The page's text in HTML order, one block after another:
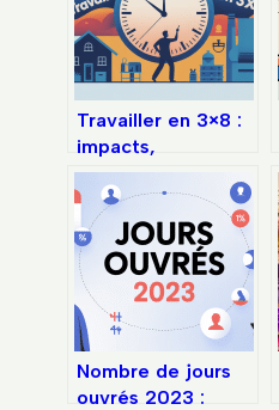
Travailler en 3×8 :
impacts,
contraintes et
solutions
concrètes
Nombre de jours
ouvrés 2023 :